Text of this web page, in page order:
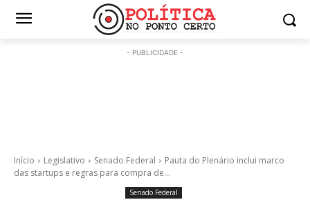
- PUBLICIDADE -
Início Legislativo Senado Federal
Pauta do Plenário inclui marco
das startups e regras para compra de...
Senado Federal